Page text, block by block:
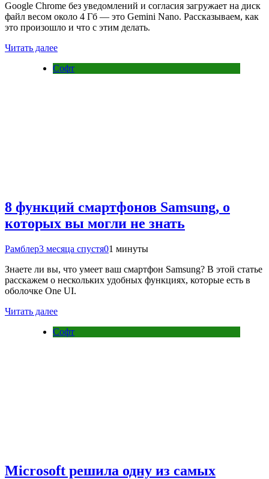
Google Chrome без уведомлений и согласия загружает на диск
файл весом около 4 Гб — это Gemini Nano. Рассказываем, как
это произошло и что с этим делать.
Читать далее
Софт
8 функций смартфонов Samsung, о
которых вы могли не знать
Рамблер3 месяца спустя01 минуты
Знаете ли вы, что умеет ваш смартфон Samsung? В этой статье
расскажем о нескольких удобных функциях, которые есть в
оболочке One UI.
Читать далее
Софт
Microsoft решила одну из самых